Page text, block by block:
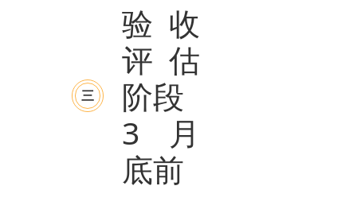
三
验收
评估
阶段
3月
底前